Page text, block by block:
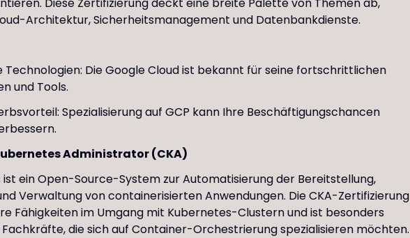
Architektur, Sicherheitsmanagement und Datenbankdienste.
Technologien: Die Google Cloud ist bekannt für seine fortschrittlichen
und Tools.
Spezialisierung auf GCP kann Ihre Beschäftigungschancen
Administrator (CKA)
ein Open-Source-System zur Automatisierung der Bereitstellung,
Verwaltung von containerisierten Anwendungen. Die CKA-Zertifizierung
Fähigkeiten im Umgang mit Kubernetes-Clustern und ist besonders
die sich auf Container-Orchestrierung spezialisieren möchten.